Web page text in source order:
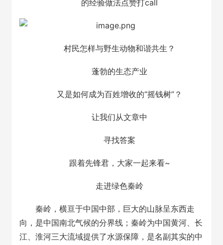
的经验做法点赞打call
村民怎样与野生动物和谐共生？
蓬勃的生态产业
又是如何成为百姓增收的“摇钱树”？
让我们从文章中
寻找答案
跟着先锋君，大家一起来看~
走进绿色秦岭
秦岭，横亘于中国中部，巨大的山脉呈东西走
向，是中国南北气候的分界线；秦岭为中国黄河、长
江、淮河三大流域提供了水源保障，是名副其实的中